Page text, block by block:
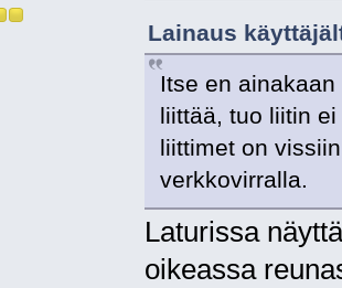
Lainaus
Itse en
liittää, tuo liitin
liittimet on
verkkovirralla.
Laturissa
oikeassa